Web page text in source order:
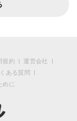
規約
運営会社
ある質問
めに